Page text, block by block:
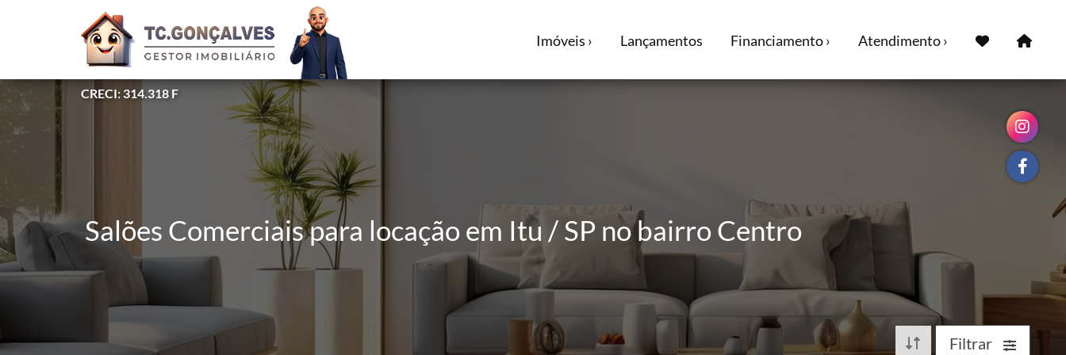
CRECI: 314.318 F
Imóveis › Lançamentos Financiamento › Atendimento ›
Salões Comerciais para locação em Itu / SP no bairro Centro
Filtrar